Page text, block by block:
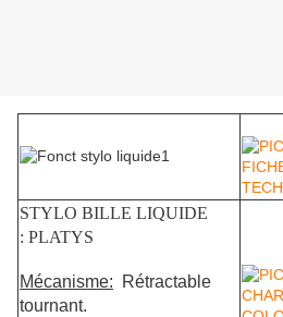
STYLO BILLE LIQUIDE
: PLATYS
Mécanisme: Rétractable
tournant.